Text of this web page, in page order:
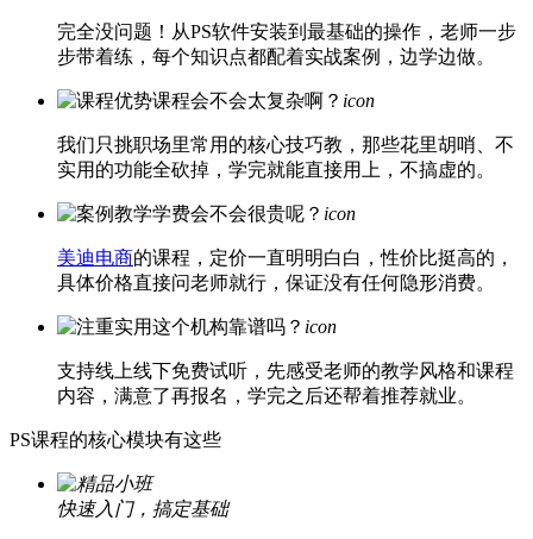
完全没问题！从PS软件安装到最基础的操作，老师一步
步带着练，每个知识点都配着实战案例，边学边做。
课程会不会太复杂啊？ icon
我们只挑职场里常用的核心技巧教，那些花里胡哨、不
实用的功能全砍掉，学完就能直接用上，不搞虚的。
学费会不会很贵呢？ icon
美迪电商的课程，定价一直明明白白，性价比挺高的，
具体价格直接问老师就行，保证没有任何隐形消费。
这个机构靠谱吗？ icon
支持线上线下免费试听，先感受老师的教学风格和课程
内容，满意了再报名，学完之后还帮着推荐就业。
PS课程的核心模块有这些
快速入门，搞定基础